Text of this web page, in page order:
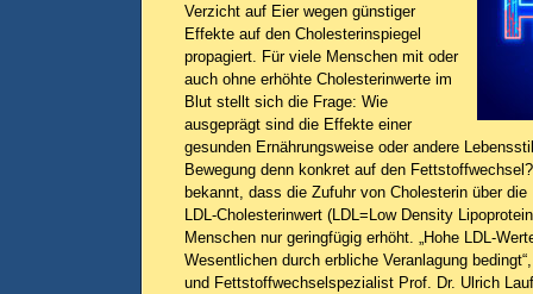
Verzicht auf Eier wegen günstiger
Effekte auf den Cholesterinspiegel
propagiert. Für viele Menschen mit oder
auch ohne erhöhte Cholesterinwerte im
Blut stellt sich die Frage: Wie
ausgeprägt sind die Effekte einer
gesunden Ernährungsweise oder andere
Bewegung denn konkret auf den
bekannt, dass die Zufuhr von Cholesterin über
LDL-Cholesterinwert (LDL=Low Density
Menschen nur geringfügig erhöht. „Hohe LDL-
Wesentlichen durch erbliche Veranlagung
und Fettstoffwechselspezialist Prof. Dr. Ulrich